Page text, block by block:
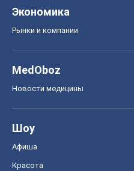
Экономика
Рынки и компании
MedOboz
Новости медицины
Шоу
Афиша
Красота